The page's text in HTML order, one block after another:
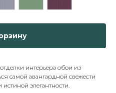
интерьера обои из
самой авангардной свежести
элегантности.